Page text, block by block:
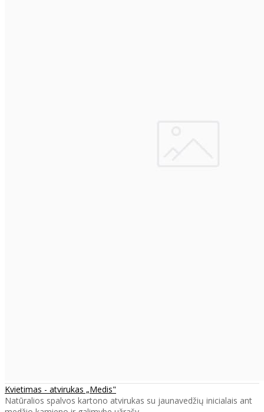
Kvietimas - atvirukas „Medis"
Natūralios spalvos kartono atvirukas su jaunavedžių inicialais ant